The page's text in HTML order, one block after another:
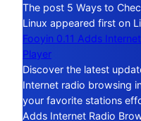
The post 5 Ways to
Linux appeared first on
Fooyin 0.11 Adds
Player
Discover the latest
Internet radio browsing
your favorite stations
Adds Internet Radio